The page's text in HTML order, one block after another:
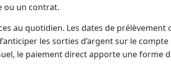
ou un contrat.
au quotidien. Les dates de prélèvement
les sorties d’argent sur le
le paiement direct apporte une forme